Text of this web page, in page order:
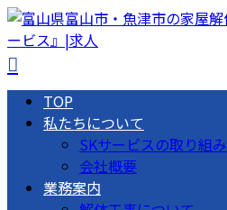
TOP
私たちについて
SKサービスの取り組み
会社概要
業務案内